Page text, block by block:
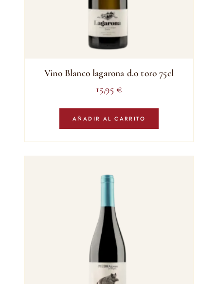
Vino Blanco lagarona d.o toro 75cl
15,95 €
AÑADIR AL CARRITO